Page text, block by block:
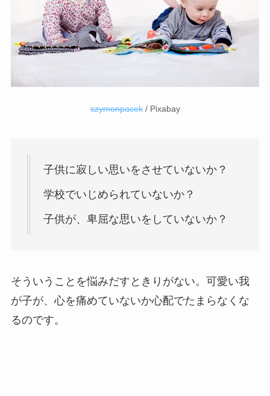
szymonpacek/ Pixabay
子供に寂しい思いをさせていないか？
学校でいじめられていないか？
子供が、卑屈な思いをしていないか？
そういうことを悩みだすときりがない。可愛い我
が子が、心を痛めていないか心配でたまらなくな
るのです。